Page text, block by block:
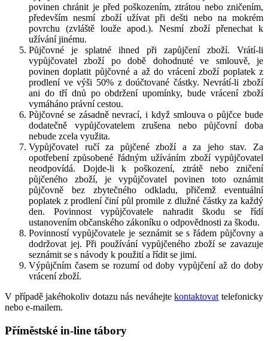
povinen chránit je před poškozením, ztrátou nebo zničením,
především nesmí zboží užívat při dešti nebo na mokrém
povrchu (zvláště louže apod.). Nesmí zboží přenechat k
užívání jinému.
Půjčovné je splatné ihned při zapůjčení zboží. Vrátí-li
vypůjčovatel zboží po době dohodnuté ve smlouvě, je
povinen doplatit půjčovné a až do vrácení zboží poplatek z
prodlení ve výši 50% z doúčtované částky. Nevrátí-li zboží
ani do tří dnů po obdržení upomínky, bude vrácení zboží
vymáháno právní cestou.
Půjčovné se zásadně nevrací, i když smlouva o půjčce bude
dodatečně vypůjčovatelem zrušena nebo půjčovní doba
nebude zcela využita.
Vypůjčovatel ručí za půjčené zboží a za jeho stav. Za
opotřebení způsobené řádným užíváním zboží vypůjčovatel
neodpovídá. Dojde-li k poškození, ztrátě nebo zničení
půjčeného zboží, je vypůjčovatel povinen toto oznámit
půjčovně bez zbytečného odkladu, přičemž eventuální
poplatek z prodlení činí půl promile z dlužné částky za každý
den. Povinnost vypůjčovatele nahradit škodu se řídí
ustanovením občanského zákoníku o odpovědnosti za škodu.
Povinností vypůjčovatele je seznámit se s řádem půjčovny a
dodržovat jej. Při používání vypůjčeného zboží se zavazuje
seznámit se s návody k použití a řídit se jimi.
Výpůjčním časem se rozumí od doby vypůjčení až do doby
vrácení zboží.
V případě jakéhokoliv dotazu nás neváhejtekontaktovat telefonicky
nebo e-mailem.
Příměstské in-line tábory